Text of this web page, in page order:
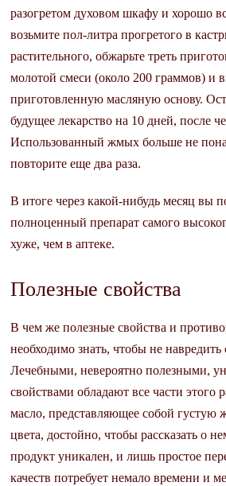
разогретом духовом шкафу и хорошо
возьмите пол-литра прогретого в
растительного, обжарьте треть
молотой смеси (около 200 граммов) и
приготовленную масляную основу.
будущее лекарство на 10 дней, после
Использованный жмых больше не
повторите еще два раза.
В итоге через какой-нибудь месяц вы
полноценный препарат самого
хуже, чем в аптеке.
Полезные свойства
В чем же полезные свойства и
необходимо знать, чтобы не
Лечебными, невероятно полезными,
свойствами обладают все части этого
масло, представляющее собой густую
цвета, достойно, чтобы рассказать о
продукт уникален, и лишь простое
качеств потребует немало времени и